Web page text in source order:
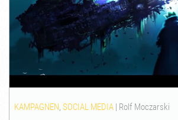
KAMPAGNEN,SOCIAL MEDIA | Rolf Moczarski